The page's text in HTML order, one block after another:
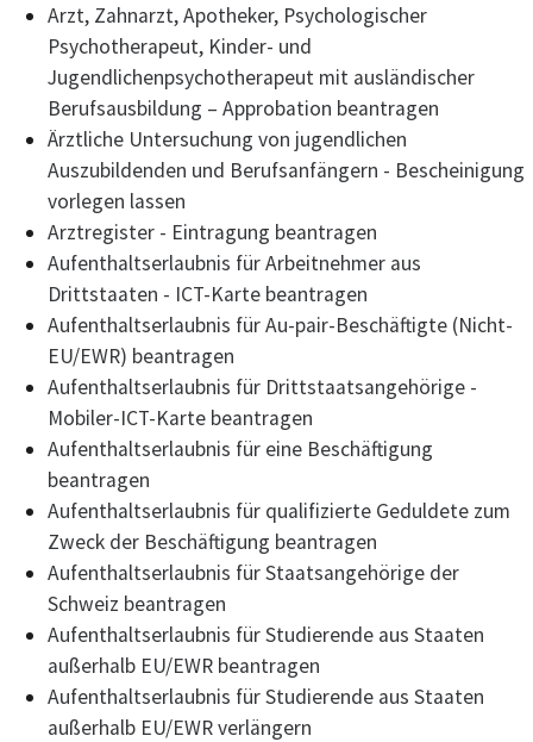
Arzt, Zahnarzt, Apotheker, Psychologischer
Psychotherapeut, Kinder- und
Jugendlichenpsychotherapeut mit ausländischer
Berufsausbildung – Approbation beantragen
Ärztliche Untersuchung von jugendlichen
Auszubildenden und Berufsanfängern - Bescheinigung
vorlegen lassen
Arztregister - Eintragung beantragen
Aufenthaltserlaubnis für Arbeitnehmer aus
Drittstaaten - ICT-Karte beantragen
Aufenthaltserlaubnis für Au-pair-Beschäftigte (Nicht-
EU/EWR) beantragen
Aufenthaltserlaubnis für Drittstaatsangehörige -
Mobiler-ICT-Karte beantragen
Aufenthaltserlaubnis für eine Beschäftigung
beantragen
Aufenthaltserlaubnis für qualifizierte Geduldete zum
Zweck der Beschäftigung beantragen
Aufenthaltserlaubnis für Staatsangehörige der
Schweiz beantragen
Aufenthaltserlaubnis für Studierende aus Staaten
außerhalb EU/EWR beantragen
Aufenthaltserlaubnis für Studierende aus Staaten
außerhalb EU/EWR verlängern